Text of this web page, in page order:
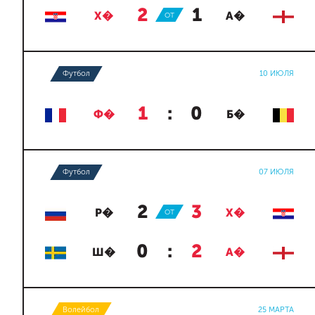
Х� 2 : 1 А�
ОТ
Футбол 10 ИЮЛЯ
Ф� 1 : 0 Б�
Футбол 07 ИЮЛЯ
Р� 2 : 3 Х�
ОТ
Ш� 0 : 2 А�
Волейбол 25 МАРТА